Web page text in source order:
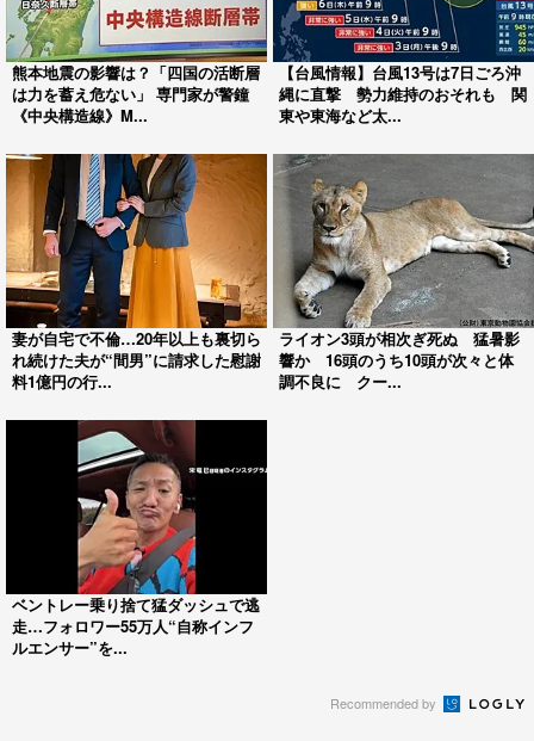
熊本地震の影響は？「四国の活断層
は力を蓄え危ない」 専門家が警鐘
《中央構造線》M...
【台風情報】台風13号は7日ごろ沖
縄に直撃 勢力維持のおそれも 関
東や東海など太...
妻が自宅で不倫…20年以上も裏切ら
れ続けた夫が“間男”に請求した慰謝
料1億円の行...
ライオン3頭が相次ぎ死ぬ 猛暑影
響か 16頭のうち10頭が次々と体
調不良に クー...
ベントレー乗り捨て猛ダッシュで逃
走…フォロワー55万人“自称インフ
ルエンサー”を...
Recommended by